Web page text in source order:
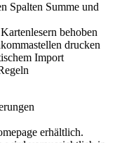
Spalten Summe und
behoben
drucken
Import
erhältlich.